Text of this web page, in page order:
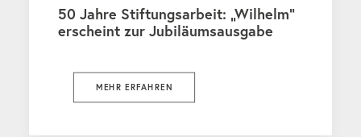
50 Jahre Stiftungsarbeit: „Wilhelm“
erscheint zur Jubiläumsausgabe
MEHR ERFAHREN